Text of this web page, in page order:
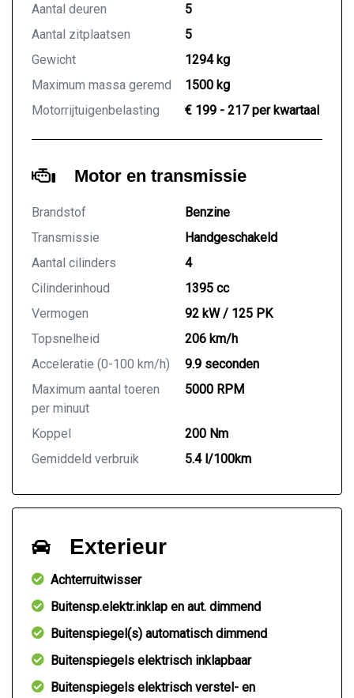
Aantal deuren
5
Aantal zitplaatsen
5
Gewicht
1294 kg
Maximum massa geremd
1500 kg
Motorrijtuigenbelasting
€ 199 - 217 per kwartaal
Motor en transmissie
Brandstof
Benzine
Transmissie
Handgeschakeld
Aantal cilinders
4
Cilinderinhoud
1395 cc
Vermogen
92 kW / 125 PK
Topsnelheid
206 km/h
Acceleratie (0-100 km/h)
9.9 seconden
Maximum aantal toeren
per minuut
5000 RPM
Koppel
200 Nm
Gemiddeld verbruik
5.4 l/100km
Exterieur
Achterruitwisser
Buitensp.elektr.inklap en aut. dimmend
Buitenspiegel(s) automatisch dimmend
Buitenspiegels elektrisch inklapbaar
Buitenspiegels elektrisch verstel- en